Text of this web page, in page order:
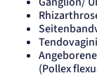
(Pollex
Session
Name:
cookie_consent